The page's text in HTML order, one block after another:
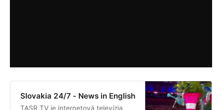
Slovakia 24/7 - News in English
TASR.TV je internetová televízia